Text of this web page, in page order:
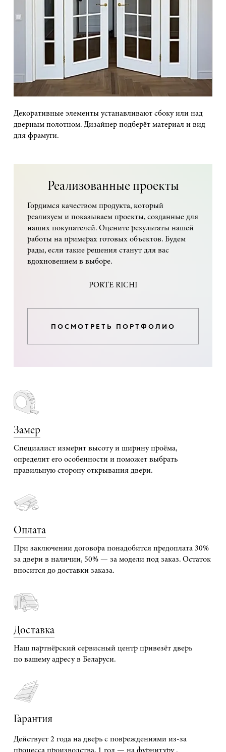
Декоративные элементы устанавливают сбоку или над
дверным полотном. Дизайнер подберёт материал и вид
для фрамуги.
Реализованные проекты
Гордимся качеством продукта, который
реализуем и показываем проекты, созданные для
наших покупателей. Оцените результаты нашей
работы на примерах готовых объектов. Будем
рады, если такие решения станут для вас
вдохновением в выборе.
PORTE RICHI
ПОСМОТРЕТЬ ПОРТФОЛИО
Замер
Специалист измерит высоту и ширину проёма,
определит его особенности и поможет выбрать
правильную сторону открывания двери.
Оплата
При заключении договора понадобится предоплата 30%
за двери в наличии, 50% — за модели под заказ. Остаток
вносится до доставки заказа.
Доставка
Наш партнёрский сервисный центр привезёт дверь
по вашему адресу в Беларуси.
Гарантия
Действует 2 года на дверь с повреждениями из-за
процесса производства, 1 год — на фурнитуру .